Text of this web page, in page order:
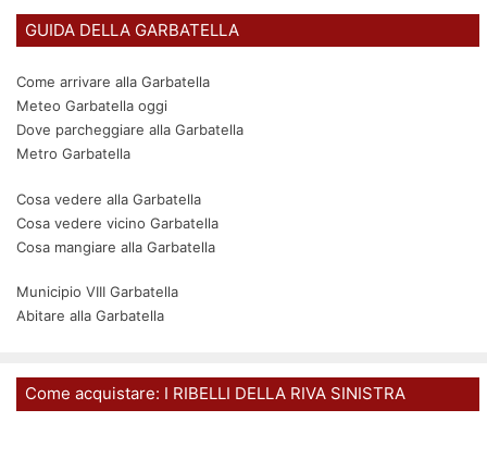
GUIDA DELLA GARBATELLA
Come arrivare alla Garbatella
Meteo Garbatella oggi
Dove parcheggiare alla Garbatella
Metro Garbatella
Cosa vedere alla Garbatella
Cosa vedere vicino Garbatella
Cosa mangiare alla Garbatella
Municipio VIII Garbatella
Abitare alla Garbatella
Come acquistare: I RIBELLI DELLA RIVA SINISTRA